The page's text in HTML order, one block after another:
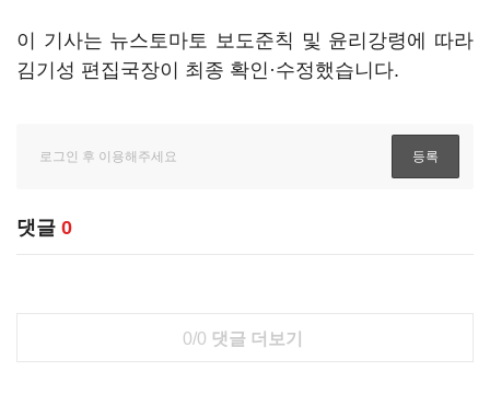
이 기사는 뉴스토마토 보도준칙 및 윤리강령에 따라
김기성 편집국장이 최종 확인·수정했습니다.
댓글 0
0/0 댓글 더보기